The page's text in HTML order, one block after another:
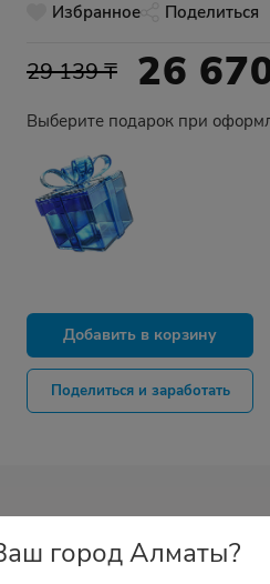
Избранное Поделиться
29 139 ₸ 26
Выберите подарок при
Добавить в корзину
Поделиться и заработать
город Алматы?